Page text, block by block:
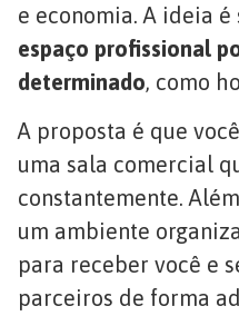
e economia. A ideia é
espaço profissional
determinado, como
A proposta é que
uma sala comercial
constantemente.
um ambiente
para receber você e
parceiros de forma